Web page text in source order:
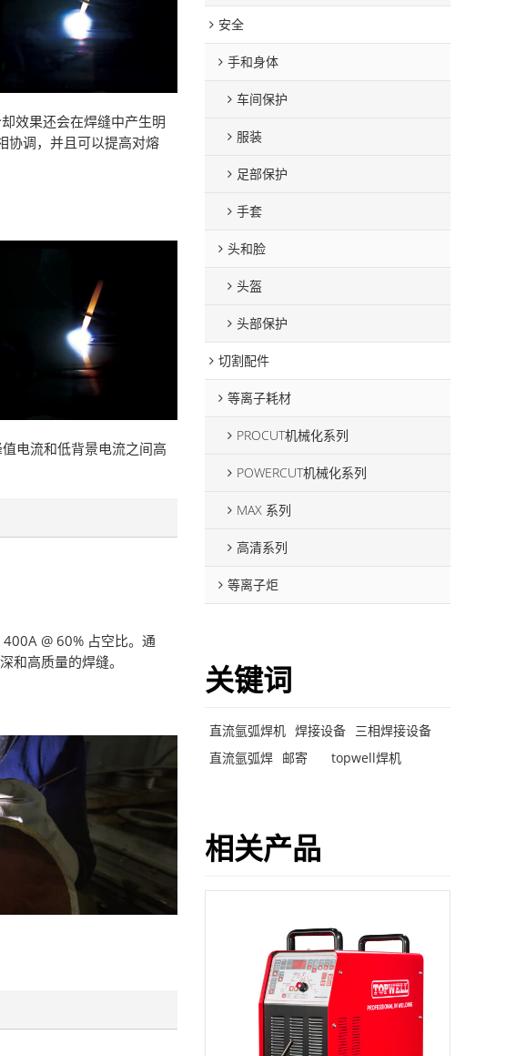
效果还会在焊缝中产生明
协调，并且可以提高对熔
电流和低背景电流之间高
@ 60% 占空比。通
和高质量的焊缝。
安全
手和身体
车间保护
服装
足部保护
手套
头和脸
头盔
头部保护
切割配件
等离子耗材
PROCUT机械化系列
POWERCUT机械化系列
MAX 系列
高清系列
等离子炬
关键词
直流氩弧焊机 焊接设备 三相焊接设备
直流氩弧焊 邮寄 topwell焊机
相关产品